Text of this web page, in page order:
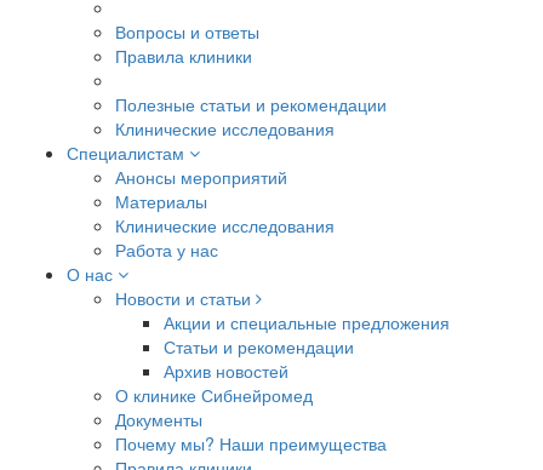
Вопросы и ответы
Правила клиники
Полезные статьи и рекомендации
Клинические исследования
Специалистам
Анонсы мероприятий
Материалы
Клинические исследования
Работа у нас
О нас
Новости и статьи
Акции и специальные предложения
Статьи и рекомендации
Архив новостей
О клинике Сибнейромед
Документы
Почему мы? Наши преимущества